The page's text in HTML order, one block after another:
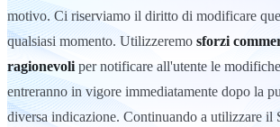
motivo. Ci riserviamo il diritto di modificare
qualsiasi momento. Utilizzeremo sforzi
ragionevoli per notificare all'utente le
entreranno in vigore immediatamente dopo la
diversa indicazione. Continuando a utilizzare il